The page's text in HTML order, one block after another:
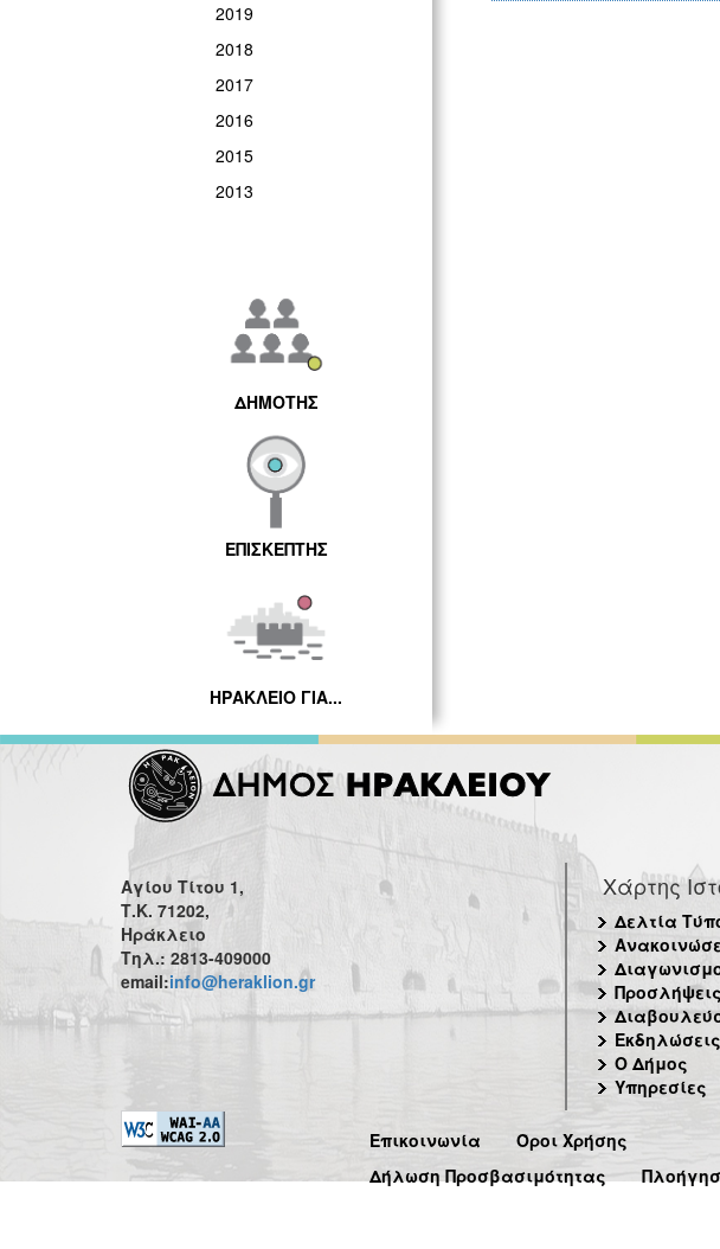
2019
2018
2017
2016
2015
2013
ΔΗΜΟΤΗΣ
ΕΠΙΣΚΕΠΤΗΣ
ΗΡΑΚΛΕΙΟ ΓΙΑ...
Αγίου Τίτου 1,
Τ.Κ. 71202,
Ηράκλειο
Τηλ.: 2813-409000
email:info@heraklion.gr
Χάρτης
Δελτία
Προσλήψεις
Εκδηλώσεις
Ο Δήμος
Υπηρεσίες
Επικοινωνία
Όροι Χρήσης
Δήλωση Προσβασιμότητας